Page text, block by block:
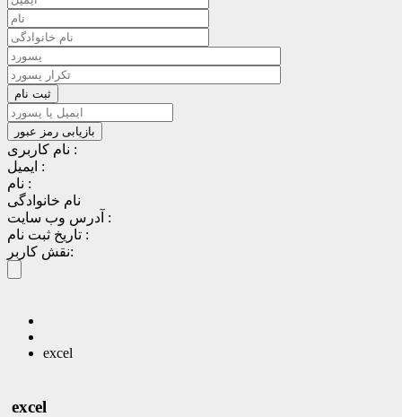
نام کاربری :
ایمیل :
نام :
نام خانوادگی
آدرس وب سایت :
تاریخ ثبت نام :
نقش کاربر:
excel
excel